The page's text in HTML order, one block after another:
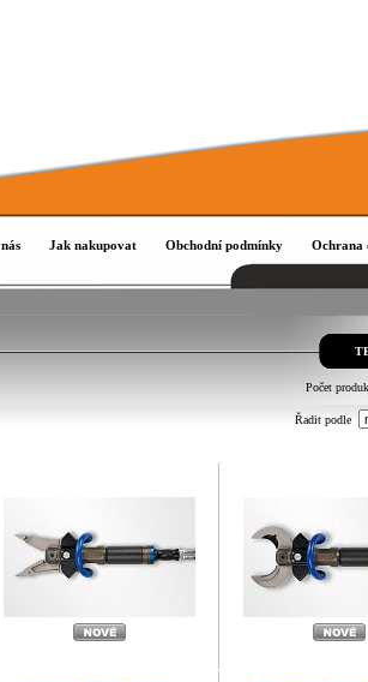
Jak nakupovat Obchodní podmínky Ochrana
Počet
Řadit podle